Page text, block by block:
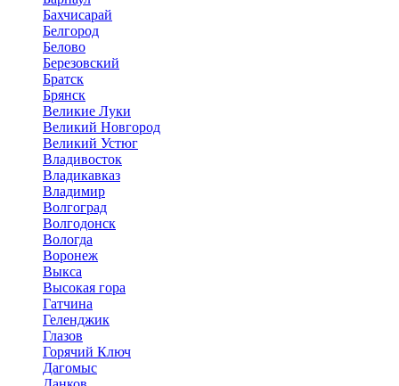
Бахчисарай
Белгород
Белово
Березовский
Братск
Брянск
Великие Луки
Великий Новгород
Великий Устюг
Владивосток
Владикавказ
Владимир
Волгоград
Волгодонск
Вологда
Воронеж
Выкса
Высокая гора
Гатчина
Геленджик
Глазов
Горячий Ключ
Дагомыс